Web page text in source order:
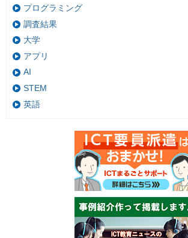
プログラミング
調査結果
大学
アプリ
AI
STEM
英語